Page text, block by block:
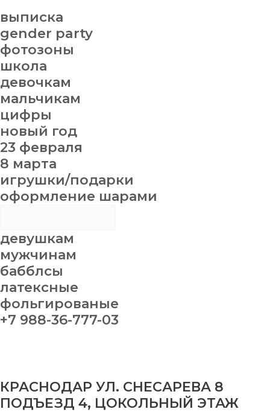
выписка
gender party
фотозоны
школа
девочкам
мальчикам
цифры
новый год
23 февраля
8 марта
игрушки/подарки
оформление шарами
девушкам
мужчинам
бабблсы
латексные
фольгированые
+7 988-36-777-03
КРАСНОДАР УЛ. СНЕСАРЕВА 8
ПОДЪЕЗД 4, ЦОКОЛЬНЫЙ ЭТАЖ